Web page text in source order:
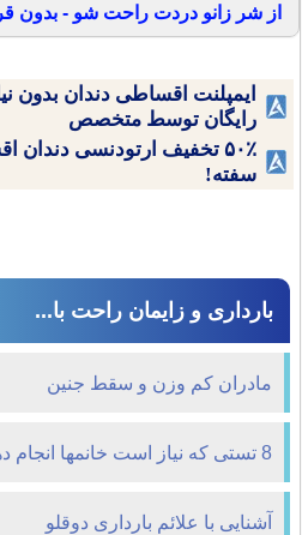
از شر زانو دردت راحت شو -
ایمپلنت اقساطی دندان بدون
رایگان توسط متخصص
۵۰٪ تخفیف ارتودنسی دندان
سفته!
بارداری و زایمان راحت با...
مادران کم وزن و سقط جنین
8 تستی که نیاز است خانمها انجام دهند
آشنایی با علائم بارداری دوقلو